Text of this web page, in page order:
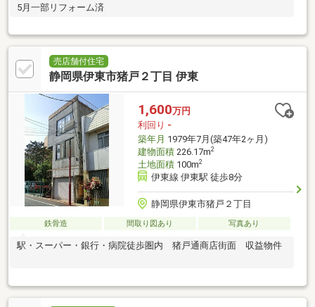
5月一部リフォーム済
売店舗付住宅
静岡県伊東市猪戸２丁目 伊東
1,600万円
利回り -
築年月 1979年7月(築47年2ヶ月)
建物面積226.17m2
土地面積100m2
伊東線 伊東駅 徒歩8分
静岡県伊東市猪戸２丁目
鉄骨造 間取り図あり 写真あり
駅・スーパー・銀行・病院徒歩圏内 猪戸通商店街面 収益物件